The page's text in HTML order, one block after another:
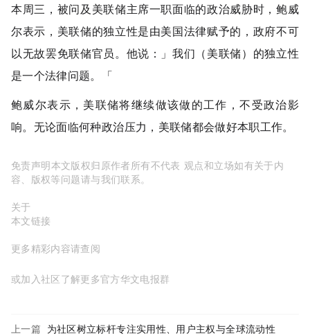
本周三，被问及美联储主席一职面临的政治威胁时，鲍威
尔表示，美联储的独立性是由美国法律赋予的，政府不可
以无故罢免联储官员。他说：」我们（美联储）的独立性
是一个法律问题。「
鲍威尔表示，美联储将继续做该做的工作，不受政治影
响。无论面临何种政治压力，美联储都会做好本职工作。
免责声明：本文版权归原作者所有，不代表MyToken 观点和立场；如有关于内
容、版权等问题，请与我们联系。
关于MyToken：
本文链接：
更多精彩内容请查阅
或加入社区了解更多MyToken-官方华文电报群
上一篇: Cables为社区树立标杆：专注实用性、用户主权与全球流动性